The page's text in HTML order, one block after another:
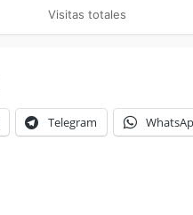
Visitas totales
Telegram